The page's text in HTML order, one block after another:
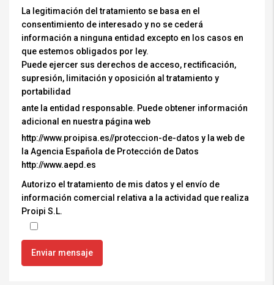
La legitimación del tratamiento se basa en el
consentimiento de interesado y no se cederá
información a ninguna entidad excepto en los casos en
que estemos obligados por ley.
Puede ejercer sus derechos de acceso, rectificación,
supresión, limitación y oposición al tratamiento y
portabilidad
ante la entidad responsable. Puede obtener información
adicional en nuestra página web
http://www.proipisa.es//proteccion-de-datos y la web de
la Agencia Española de Protección de Datos
http://www.aepd.es
Autorizo el tratamiento de mis datos y el envío de
información comercial relativa a la actividad que realiza
Proipi S.L.